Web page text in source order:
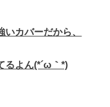
カバーだから、
るよん(*´ω｀*)